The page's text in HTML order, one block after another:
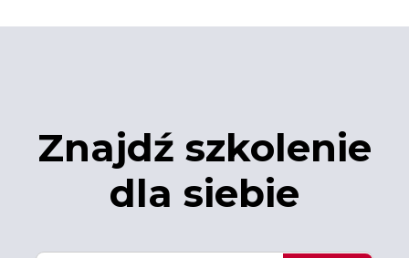
Znajdź szkolenie
dla siebie